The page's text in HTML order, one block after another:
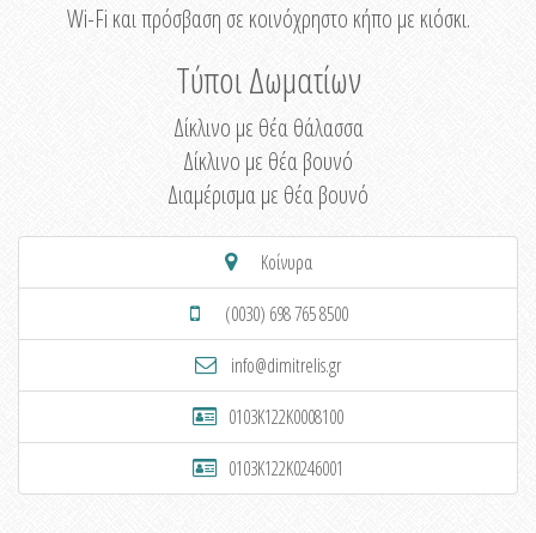
Wi-Fi και πρόσβαση σε κοινόχρηστο κήπο με κιόσκι.
Τύποι Δωματίων
Δίκλινο με θέα θάλασσα
Δίκλινο με θέα βουνό
Διαμέρισμα με θέα βουνό
Κοίνυρα
(0030) 698 765 8500
info@dimitrelis.gr
0103K122K0008100
0103K122K0246001